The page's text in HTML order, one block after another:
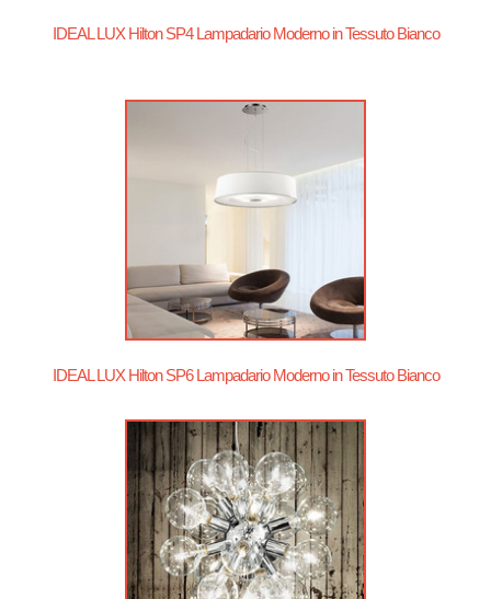
IDEAL LUX Hilton SP4 Lampadario Moderno in Tessuto Bianco
IDEAL LUX Hilton SP6 Lampadario Moderno in Tessuto Bianco